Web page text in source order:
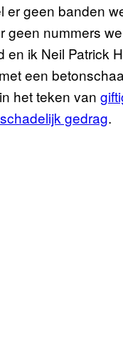
er geen banden
geen nummers
en ik Neil Patrick
een
het teken van
gedrag.